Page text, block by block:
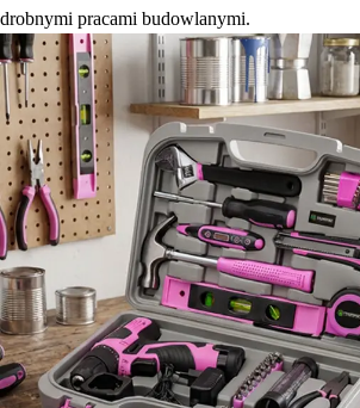
drobnymi pracami budowlanymi.